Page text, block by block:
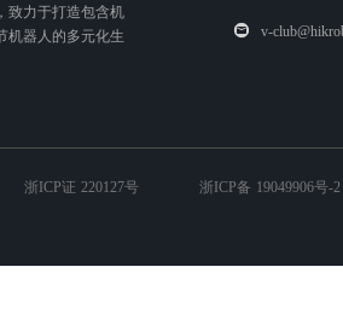
致力于打造包含机
机器人的多元化生
v-
浙ICP证 220127号 浙ICP备 19049906号-2